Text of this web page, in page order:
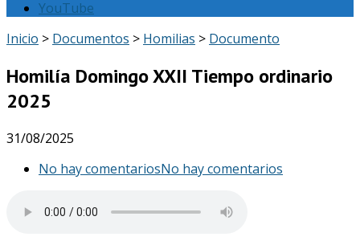
YouTube
Inicio > Documentos > Homilias > Documento
Homilía Domingo XXII Tiempo ordinario
2025
31/08/2025
No hay comentariosNo hay comentarios